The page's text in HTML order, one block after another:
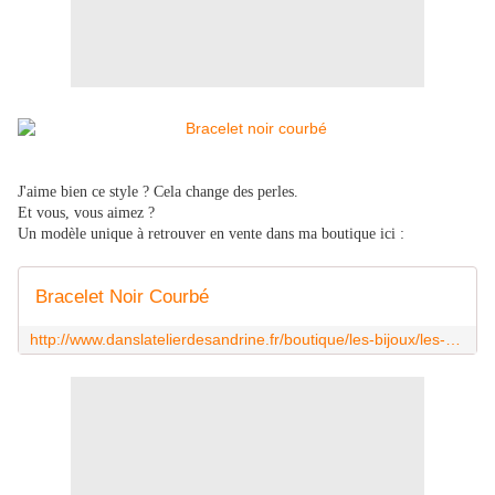
J'aime bien ce style ? Cela change des perles.
Et vous, vous aimez ?
Un modèle unique à retrouver en vente dans ma boutique ici :
Bracelet Noir Courbé